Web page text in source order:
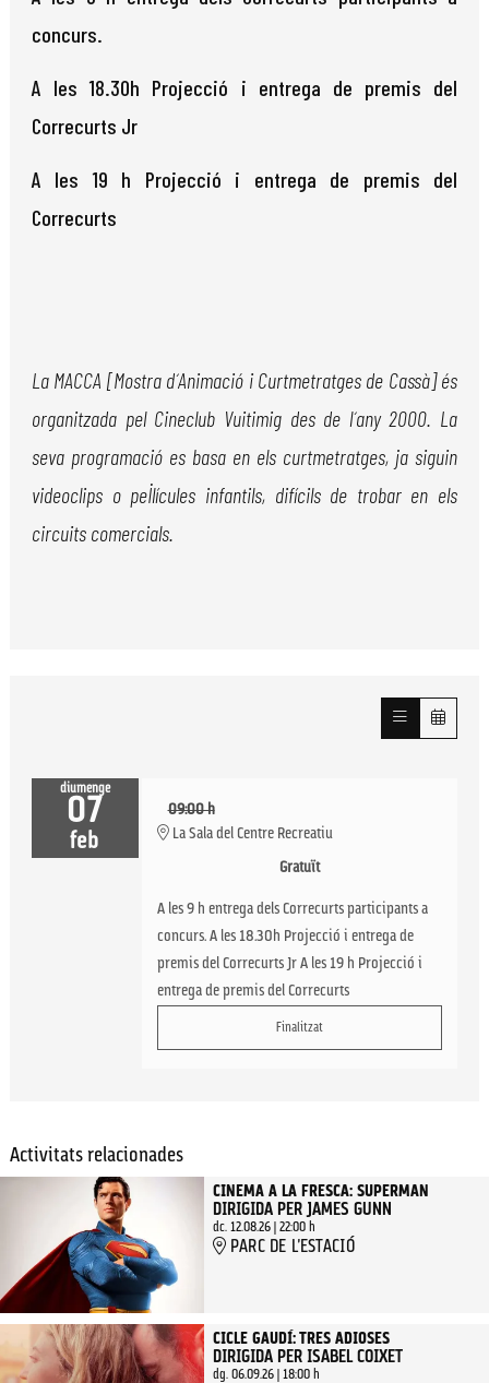
concurs.
A les 18.30h Projecció i entrega de premis del
Correcurts Jr
A les 19 h Projecció i entrega de premis del
Correcurts
La MACCA [Mostra d´Animació i Curtmetratges de Cassà] és
organitzada pel Cineclub Vuitimig des de l´any 2000. La
seva programació es basa en els curtmetratges, ja siguin
videoclips o pel·lícules infantils, difícils de trobar en els
circuits comercials.
diumenge
07
feb
09:00 h
La Sala del Centre Recreatiu
Gratuït
A les 9 h entrega dels Correcurts participants a
concurs. A les 18.30h Projecció i entrega de
premis del Correcurts Jr A les 19 h Projecció i
entrega de premis del Correcurts
Finalitzat
Activitats relacionades
CINEMA A LA FRESCA: SUPERMAN
DIRIGIDA PER JAMES GUNN
dc. 12.08.26| 22:00 h
PARC DE L'ESTACIÓ
CICLE GAUDÍ: TRES ADIOSES
DIRIGIDA PER ISABEL COIXET
dg. 06.09.26| 18:00 h